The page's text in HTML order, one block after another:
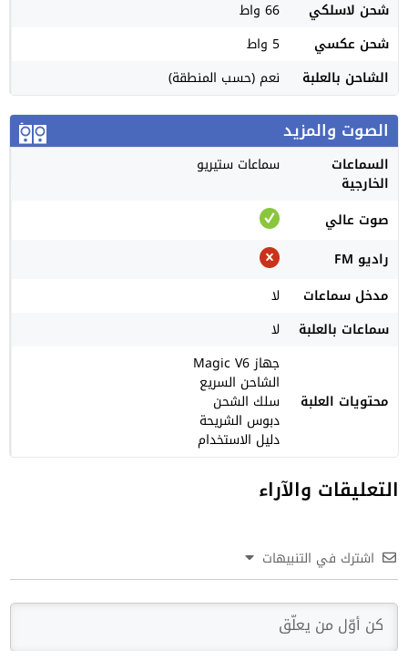
شحن لاسلكي
66 واط
شحن عكسي
5 واط
الشاحن بالعلبة
نعم (حسب المنطقة)
الصوت والمزيد
السماعات
الخارجية
سماعات ستيريو
صوت عالي
راديو FM
مدخل سماعات
لا
سماعات بالعلبة
لا
محتويات العلبة
جهاز Magic V6
الشاحن السريع
سلك الشحن
دبوس الشريحة
دليل الاستخدام
التعليقات والآراء
اشترك في التنبيهات